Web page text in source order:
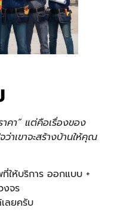
าคา” แต่คือเรื่องของ
าเขาจะสร้างบ้านให้คุณ
ให้บริการ ออกแบบ +
จร
เลยครับ